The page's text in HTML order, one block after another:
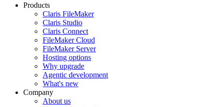
Products
Claris FileMaker
Claris Studio
Claris Connect
FileMaker Cloud
FileMaker Server
Hosting options
Why upgrade
Agentic development
What's new
Company
About us